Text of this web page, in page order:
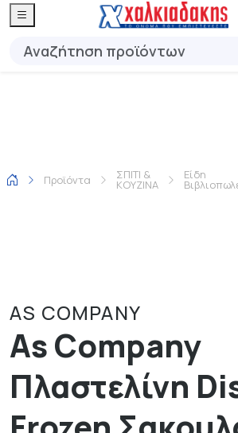
Προϊόντα ΣΠΙΤΙ &
ΚΟΥΖΙΝΑ
Είδη
AS COMPANY
As Company
Πλαστελίνη